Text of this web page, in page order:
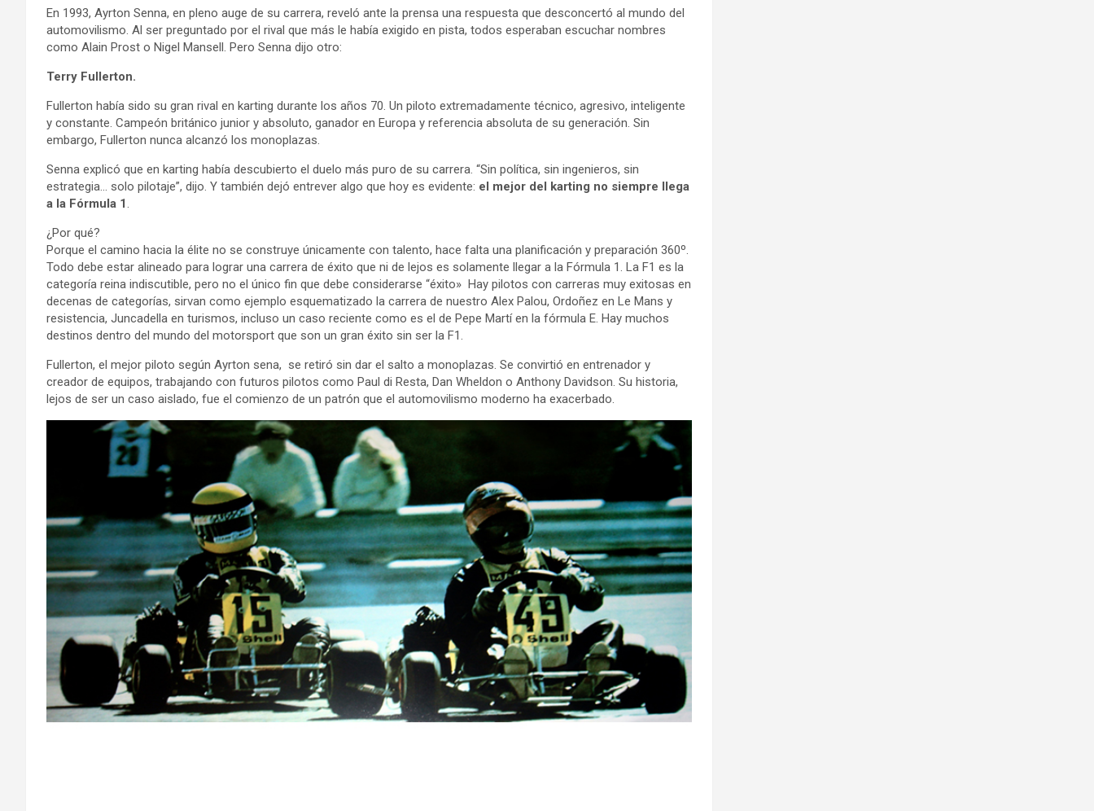
En 1993, Ayrton Senna, en pleno auge de su carrera, reveló ante la prensa una respuesta que desconcertó al mundo del
automovilismo. Al ser preguntado por el rival que más le había exigido en pista, todos esperaban escuchar nombres
como Alain Prost o Nigel Mansell. Pero Senna dijo otro:
Terry Fullerton.
Fullerton había sido su gran rival en karting durante los años 70. Un piloto extremadamente técnico, agresivo, inteligente
y constante. Campeón británico junior y absoluto, ganador en Europa y referencia absoluta de su generación. Sin
embargo, Fullerton nunca alcanzó los monoplazas.
Senna explicó que en karting había descubierto el duelo más puro de su carrera. “Sin política, sin ingenieros, sin
estrategia… solo pilotaje”, dijo. Y también dejó entrever algo que hoy es evidente: el mejor del karting no siempre llega
a la Fórmula 1.
¿Por qué?
Porque el camino hacia la élite no se construye únicamente con talento, hace falta una planificación y preparación 360º.
Todo debe estar alineado para lograr una carrera de éxito que ni de lejos es solamente llegar a la Fórmula 1. La F1 es la
categoría reina indiscutible, pero no el único fin que debe considerarse “éxito» Hay pilotos con carreras muy exitosas en
decenas de categorías, sirvan como ejemplo esquematizado la carrera de nuestro Alex Palou, Ordoñez en Le Mans y
resistencia, Juncadella en turismos, incluso un caso reciente como es el de Pepe Martí en la fórmula E. Hay muchos
destinos dentro del mundo del motorsport que son un gran éxito sin ser la F1.
Fullerton, el mejor piloto según Ayrton sena, se retiró sin dar el salto a monoplazas. Se convirtió en entrenador y
creador de equipos, trabajando con futuros pilotos como Paul di Resta, Dan Wheldon o Anthony Davidson. Su historia,
lejos de ser un caso aislado, fue el comienzo de un patrón que el automovilismo moderno ha exacerbado.